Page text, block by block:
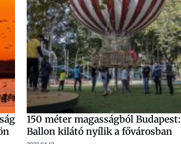
150 méter magasságból Budapest:
Ballon kilátó nyílik a fővárosban